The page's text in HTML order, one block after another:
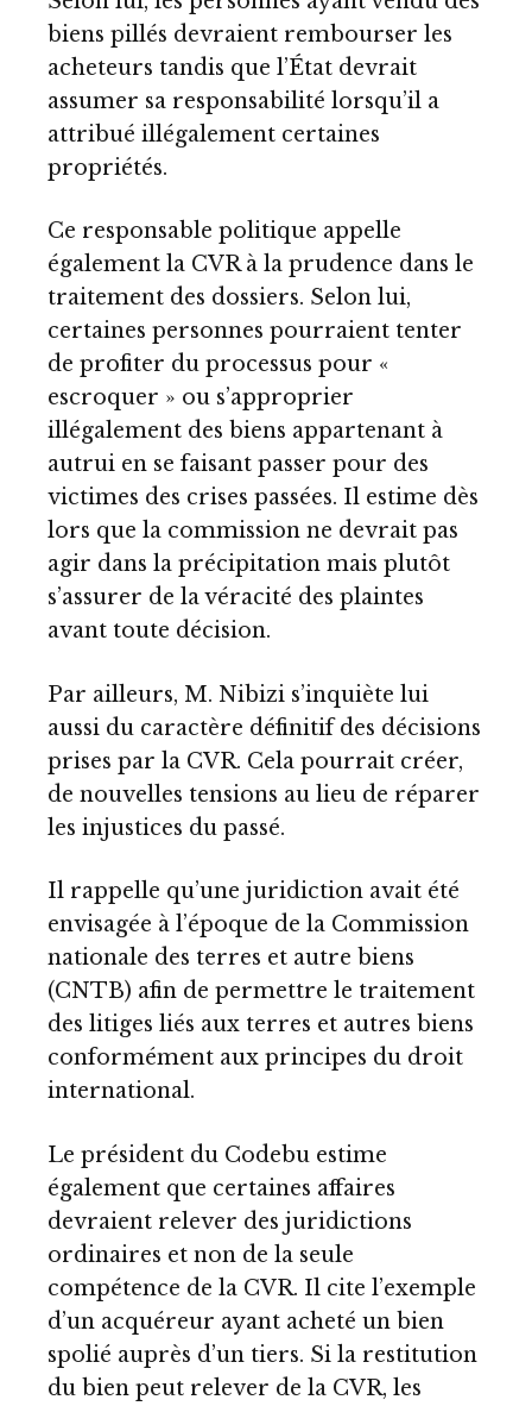
biens pillés devraient rembourser les
acheteurs tandis que l’État devrait
assumer sa responsabilité lorsqu’il a
attribué illégalement certaines
propriétés.
Ce responsable politique appelle
également la CVR à la prudence dans le
traitement des dossiers. Selon lui,
certaines personnes pourraient tenter
de profiter du processus pour «
escroquer » ou s’approprier
illégalement des biens appartenant à
autrui en se faisant passer pour des
victimes des crises passées. Il estime dès
lors que la commission ne devrait pas
agir dans la précipitation mais plutôt
s’assurer de la véracité des plaintes
avant toute décision.
Par ailleurs, M. Nibizi s’inquiète lui
aussi du caractère définitif des décisions
prises par la CVR. Cela pourrait créer,
de nouvelles tensions au lieu de réparer
les injustices du passé.
Il rappelle qu’une juridiction avait été
envisagée à l’époque de la Commission
nationale des terres et autre biens
(CNTB) afin de permettre le traitement
des litiges liés aux terres et autres biens
conformément aux principes du droit
international.
Le président du Codebu estime
également que certaines affaires
devraient relever des juridictions
ordinaires et non de la seule
compétence de la CVR. Il cite l’exemple
d’un acquéreur ayant acheté un bien
spolié auprès d’un tiers. Si la restitution
du bien peut relever de la CVR, les